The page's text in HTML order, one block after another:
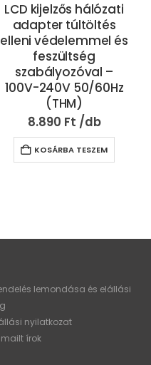
LCD kijelzős hálózati
adapter túltöltés
elleni védelemmel és
feszültség
szabályozóval –
100V-240V 50/60Hz
(THM)
8.890 Ft
KOSÁRBA TESZEM
lemondása és elállási
nyilatkozat
mailt írok